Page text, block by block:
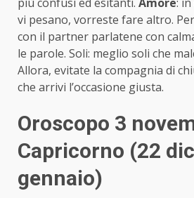
vi pesano, vorreste fare altro.
con il partner parlatene con
le parole. Soli: meglio soli che
Allora, evitate la compagnia di
che arrivi l’occasione giusta.
Oroscopo 3
Capricorno (22
gennaio)